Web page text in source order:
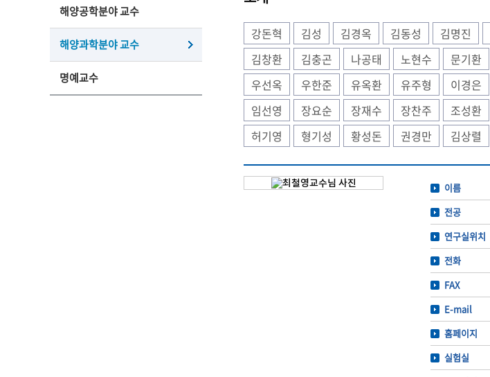
해양공학분야 교수
해양과학분야 교수
명예교수
강돈혁 김성 김경옥 김동성 김명진
김창환
김충곤 나공태 노현수 문기환
우선옥
우한준 유옥환 유주형 이경은
임선영
장요순 장재수 장찬주 조성환
허기영
형기성 황성돈 권경만 김상렬
이름
전공
연구실위치
전화
FAX
E-mail
홈페이지
실험실